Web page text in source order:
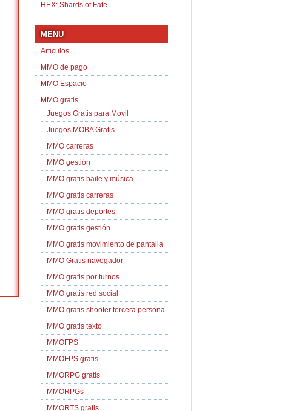
HEX: Shards of Fate
MENU
Articulos
MMO de pago
MMO Espacio
MMO gratis
Juegos Gratis para Movil
Juegos MOBA Gratis
MMO carreras
MMO gestión
MMO gratis baile y música
MMO gratis carreras
MMO gratis deportes
MMO gratis gestión
MMO gratis movimiento de pantalla
MMO Gratis navegador
MMO gratis por turnos
MMO gratis red social
MMO gratis shooter tercera persona
MMO gratis texto
MMOFPS
MMOFPS gratis
MMORPG gratis
MMORPGs
MMORTS gratis